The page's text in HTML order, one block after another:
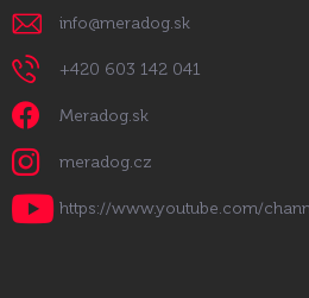
info@meradog.sk
+420 603 142 041
Meradog.sk
meradog.cz
https://www.youtube.com/